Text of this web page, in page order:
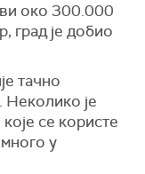
око 300.000
град је добио
тачно
Неколико је
се користе
у